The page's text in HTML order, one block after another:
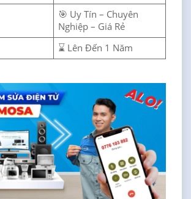
🎯 Uy Tín – Chuyên
Nghiệp – Giá Rẻ
⌛ Lên Đến 1 Năm